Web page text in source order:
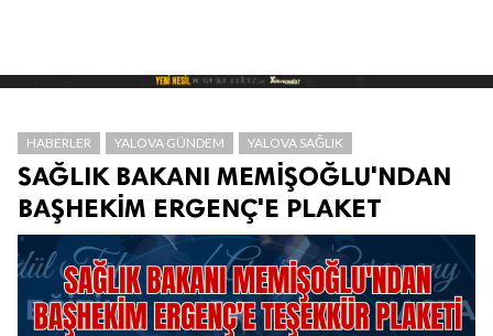
HABERLER YALOVA GÜNDEM YALOVA SAĞLIK
SAĞLIK BAKANI MEMİŞOĞLU'NDAN
BAŞHEKİM ERGENÇ'E PLAKET